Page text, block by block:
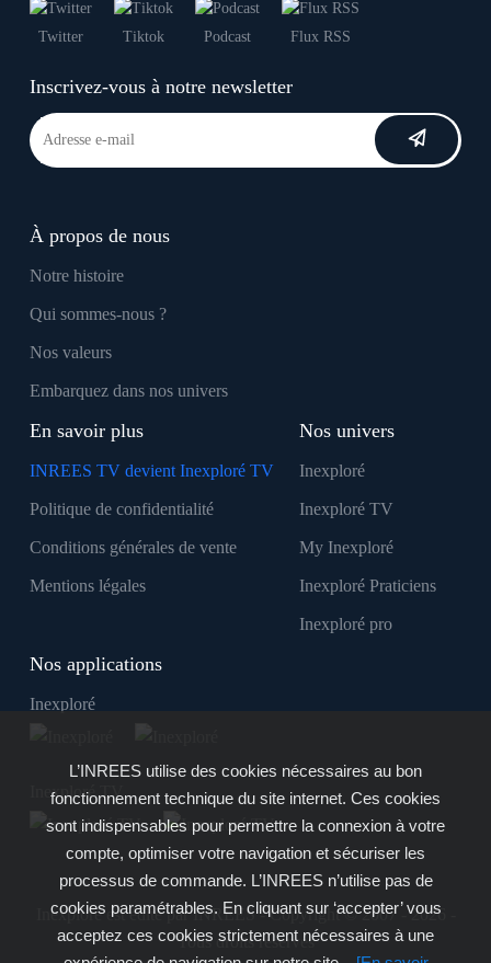
Twitter Tiktok Podcast Flux RSS
Inscrivez-vous à notre newsletter
À propos de nous
Notre histoire
Qui sommes-nous ?
Nos valeurs
Embarquez dans nos univers
En savoir plus
INREES TV devient Inexploré TV
Politique de confidentialité
Conditions générales de vente
Mentions légales
Nos univers
Inexploré
Inexploré TV
My Inexploré
Inexploré Praticiens
Inexploré pro
Nos applications
Inexploré
Inexploré TV
Inexploré est édité par INREES - Copyright © 2007 - 2026 -
Tous droits réservés
L’INREES utilise des cookies nécessaires au bon
fonctionnement technique du site internet. Ces cookies
sont indispensables pour permettre la connexion à votre
compte, optimiser votre navigation et sécuriser les
processus de commande. L’INREES n’utilise pas de
cookies paramétrables. En cliquant sur ‘accepter’ vous
acceptez ces cookies strictement nécessaires à une